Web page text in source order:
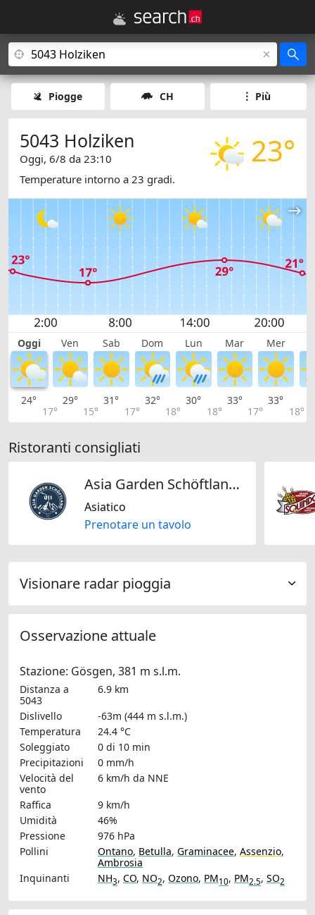
Piogge CH Più
23°
5043 Holziken
Oggi, 6/8 da 23:10
Temperature intorno a 23 gradi.
Oggi Ven Sab Dom Lun Mar Mer
24°
17°
29°
15°
31°
17°
32°
18°
30°
18°
33°
17°
33°
18°
Ristoranti consigliati
Asia Garden Schöftland Badintsang
Asiatico
Prenotare un tavolo
Visionare radar pioggia
Osservazione attuale
Stazione: Gösgen, 381 m s.l.m.
Distanza a
5043
6.9 km
Dislivello
-63m (444 m s.l.m.)
Temperatura
24.4 °C
Soleggiato
0 di 10 min
Precipitazioni
0 mm/h
Velocità del
vento
6 km/h da NNE
Raffica
9 km/h
Umidità
46%
Pressione
976 hPa
Pollini
Ontano, Betulla, Graminacee, Assenzio,
Ambrosia
Inquinanti
NH3, CO, NO2, Ozono, PM10, PM2.5, SO2